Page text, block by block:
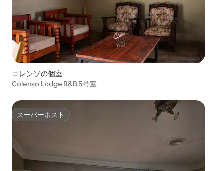
コレンソの個室
Colenso Lodge B&B 5号室
スーパーホスト
スーパーホスト